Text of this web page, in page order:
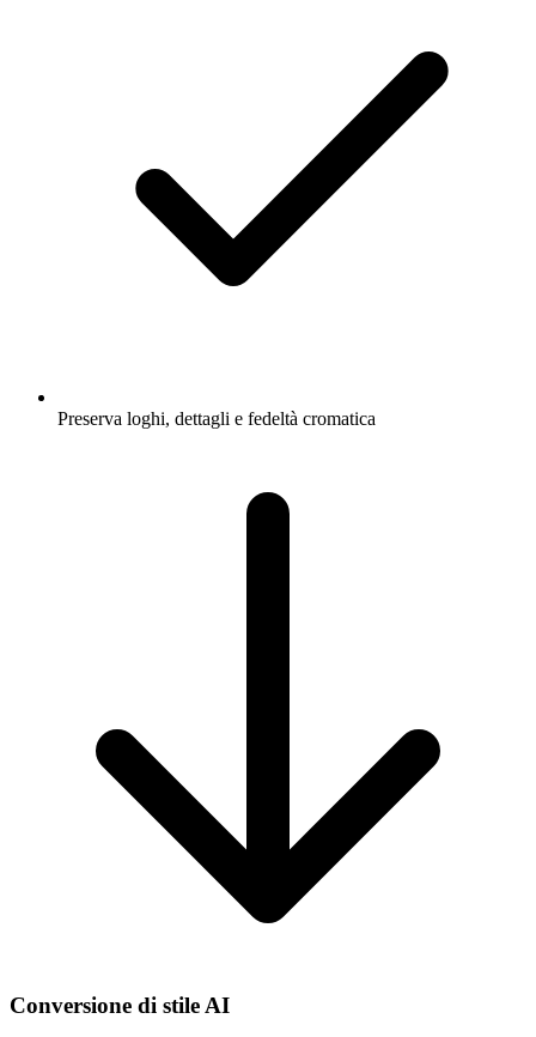
Preserva loghi, dettagli e fedeltà cromatica
Conversione di stile AI